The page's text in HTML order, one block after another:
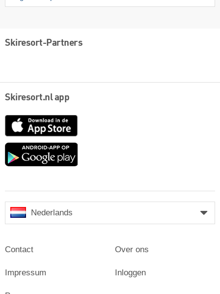
Skiresort-Partners
Skiresort.nl app
App
Google
Nederlands
Contact
Impressum
Over ons
Inloggen